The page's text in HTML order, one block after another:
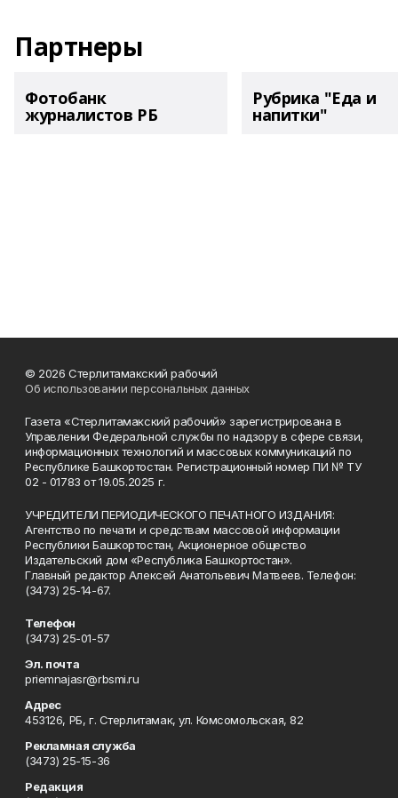
Партнеры
Фотобанк
журналистов РБ
Рубрика "Еда и
напитки"
© 2026 Стерлитамакский рабочий
Об использовании персональных данных
Газета «Стерлитамакский рабочий» зарегистрирована в
Управлении Федеральной службы по надзору в сфере связи,
информационных технологий и массовых коммуникаций по
Республике Башкортостан. Регистрационный номер ПИ № ТУ
02 - 01783 от 19.05.2025 г.
УЧРЕДИТЕЛИ ПЕРИОДИЧЕСКОГО ПЕЧАТНОГО ИЗДАНИЯ:
Агентство по печати и средствам массовой информации
Республики Башкортостан, Акционерное общество
Издательский дом «Республика Башкортостан».
Главный редактор Алексей Анатольевич Матвеев. Телефон:
(3473) 25-14-67.
Телефон
(3473) 25-01-57
Эл. почта
priemnajasr@rbsmi.ru
Адрес
453126, РБ, г. Стерлитамак, ул. Комсомольская, 82
Рекламная служба
(3473) 25-15-36
Редакция